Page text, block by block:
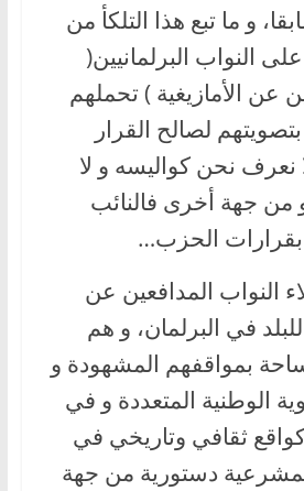
و ما تبع هذا التلكأ من
النواب البرلمانيين(
عن الأمازيغية ) تحملهم
لصالح القرار
نعرف نحن كواليسه و لا
من جهة أخرى فالنائب
بقرارات الحزب…
النواب المدافعين عن
للبلد في البرلمان، و هم
بمواقفهم المشهودة و
الوطنية المتعددة و في
كواقع ثقافي وتاريخي في
دستورية من جهة